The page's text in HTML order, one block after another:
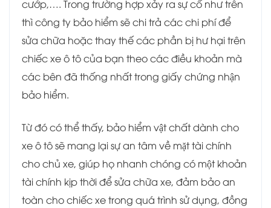
cướp,…. Trong trường hợp xảy ra sự cố như trên
thì công ty bảo hiểm sẽ chi trả các chi phí để
sửa chữa hoặc thay thế các phần bị hư hại trên
chiếc xe ô tô của bạn theo các điều khoản mà
các bên đã thống nhất trong giấy chứng nhận
bảo hiểm.
Từ đó có thể thấy, bảo hiểm vật chất dành cho
xe ô tô sẽ mang lại sự an tâm về mặt tài chính
cho chủ xe, giúp họ nhanh chóng có một khoản
tài chính kịp thời để sửa chữa xe, đảm bảo an
toàn cho chiếc xe trong quá trình sử dụng, đồng